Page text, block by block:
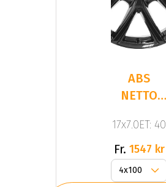
ABS
NETTO
Black
17x7.0ET: 40
Fr. 1547 kr